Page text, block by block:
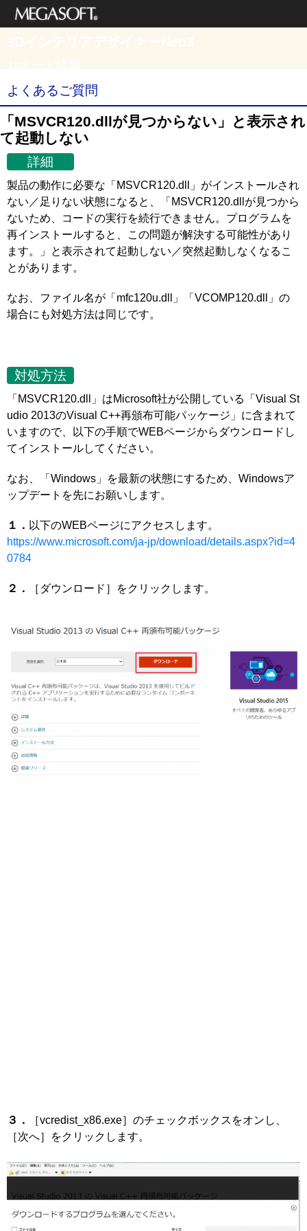
よくあるご質問
「MSVCR120.dllが見つからない」と表示され
て起動しない
詳細
製品の動作に必要な「MSVCR120.dll」がインストールされ
ない／足りない状態になると、「MSVCR120.dllが見つから
ないため、コードの実行を続行できません。プログラムを
再インストールすると、この問題が解決する可能性があり
ます。」と表示されて起動しない／突然起動しなくなるこ
とがあります。
なお、ファイル名が「mfc120u.dll」「VCOMP120.dll」の
場合にも対処方法は同じです。
対処方法
「MSVCR120.dll」はMicrosoft社が公開している「Visual St
udio 2013のVisual C++再頒布可能パッケージ」に含まれて
いますので、以下の手順でWEBページからダウンロードし
てインストールしてください。
なお、「Windows」を最新の状態にするため、Windowsア
ップデートを先にお願いします。
１． 以下のWEBページにアクセスします。
https://www.microsoft.com/ja-jp/download/details.aspx?id=4
0784
２． ［ダウンロード］をクリックします。
３．
［vcredist_x86.exe］のチェックボックスをオンし、
［次へ］をクリックします。